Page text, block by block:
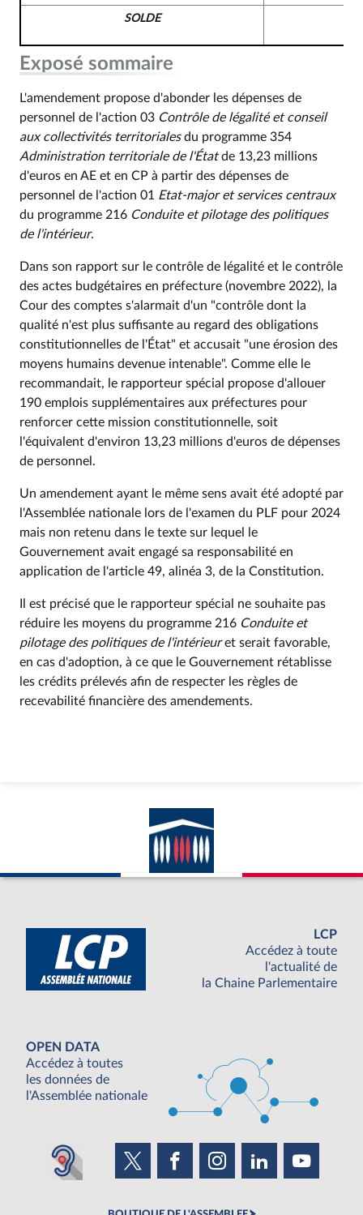
SOLDE
Exposé sommaire
L'amendement propose d'abonder les dépenses de
personnel de l'action 03 Contrôle de légalité et conseil
aux collectivités territorialesdu programme 354
Administration territoriale de l'Étatde 13,23 millions
d'euros en AE et en CP à partir des dépenses de
personnel de l'action 01 Etat-major et services centraux
du programme 216 Conduite et pilotage des politiques
de l'intérieur.
Dans son rapport sur le contrôle de légalité et le contrôle
des actes budgétaires en préfecture (novembre 2022), la
Cour des comptes s'alarmait d'un "contrôle dont la
qualité n'est plus suffisante au regard des obligations
constitutionnelles de l'État" et accusait "une érosion des
moyens humains devenue intenable". Comme elle le
recommandait, le rapporteur spécial propose d'allouer
190 emplois supplémentaires aux préfectures pour
renforcer cette mission constitutionnelle, soit
l'équivalent d'environ 13,23 millions d'euros de dépenses
de personnel.
Un amendement ayant le même sens avait été adopté par
l'Assemblée nationale lors de l'examen du PLF pour 2024
mais non retenu dans le texte sur lequel le
Gouvernement avait engagé sa responsabilité en
application de l'article 49, alinéa 3, de la Constitution.
Il est précisé que le rapporteur spécial ne souhaite pas
réduire les moyens du programme 216 Conduite et
pilotage des politiques de l'intérieuret serait favorable,
en cas d'adoption, à ce que le Gouvernement rétablisse
les crédits prélevés afin de respecter les règles de
recevabilité financière des amendements.
LCP
Accédez à toute
l'actualité de
la Chaine Parlementaire
OPEN DATA
Accédez à toutes
les données de
l'Assemblée nationale